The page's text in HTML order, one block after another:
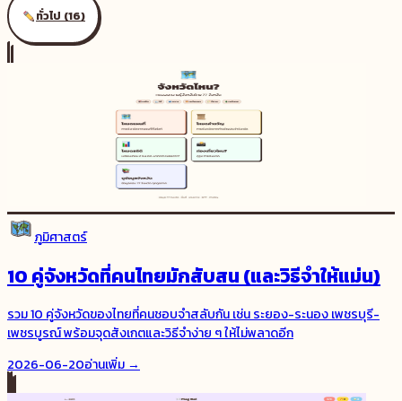
ทั่วไป (16)
ภูมิศาสตร์
10 คู่จังหวัดที่คนไทยมักสับสน (และวิธีจำให้แม่น)
รวม 10 คู่จังหวัดของไทยที่คนชอบจำสลับกัน เช่น ระยอง-ระนอง เพชรบุรี-
เพชรบูรณ์ พร้อมจุดสังเกตและวิธีจำง่าย ๆ ให้ไม่พลาดอีก
2026-06-20อ่านเพิ่ม →